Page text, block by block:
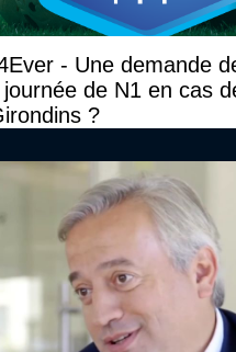
- Une demande
de N1 en cas
?